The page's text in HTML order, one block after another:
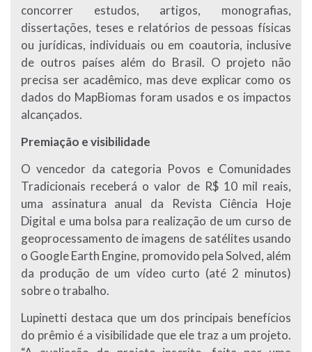
concorrer estudos, artigos, monografias,
dissertações, teses e relatórios de pessoas físicas
ou jurídicas, individuais ou em coautoria, inclusive
de outros países além do Brasil. O projeto não
precisa ser acadêmico, mas deve explicar como os
dados do MapBiomas foram usados e os impactos
alcançados.
Premiação e visibilidade
O vencedor da categoria Povos e Comunidades
Tradicionais receberá o valor de R$ 10 mil reais,
uma assinatura anual da Revista Ciência Hoje
Digital e uma bolsa para realização de um curso de
geoprocessamento de imagens de satélites usando
o Google Earth Engine, promovido pela Solved, além
da produção de um vídeo curto (até 2 minutos)
sobre o trabalho.
Lupinetti destaca que um dos principais benefícios
do prêmio é a visibilidade que ele traz a um projeto.